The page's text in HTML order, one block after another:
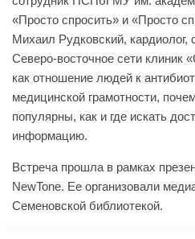
«Просто спросить» и «Просто
Михаил Рудковский,
Северо-восточное сети клиник
как отношение людей к
медицинской грамотности,
популярны, как и где искать
информацию.
Встреча прошла в рамках
NewTone. Ее организовали
Семеновской библиотекой.